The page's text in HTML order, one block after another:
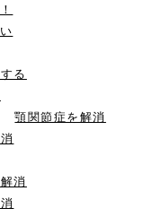
る
顎関節症を解消
消